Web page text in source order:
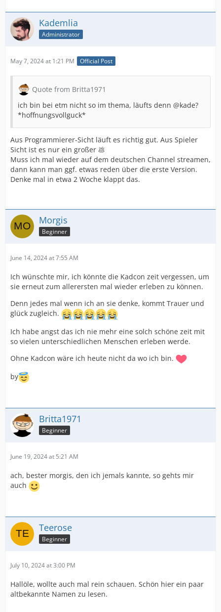
Kademlia
Administrator
May 7, 2024 at 1:21 PM Official Post
Quote from Britta1971
ich bin bei etm nicht so im thema, läufts denn @kade?
*hoffnungsvollguck*
Aus Programmierer-Sicht läuft es richtig gut. Aus Spieler
Sicht ist es nur ein großer 💩
Muss ich mal wieder auf dem deutschen Channel streamen,
dann kann man ggf. etwas reden über die erste Version.
Denke mal in etwa 2 Woche klappt das.
Morgis
Beginner
June 14, 2024 at 7:55 AM
Ich wünschte mir, ich könnte die Kadcon zeit vergessen, um
sie erneut zum allerersten mal wieder erleben zu können.
Denn jedes mal wenn ich an sie denke, kommt Trauer und
glück zugleich.
Ich habe angst das ich nie mehr eine solch schöne zeit mit
so vielen unterschiedlichen Menschen erleben werde.
Ohne Kadcon wäre ich heute nicht da wo ich bin.
by
Britta1971
Beginner
June 19, 2024 at 5:21 AM
ach, bester morgis, den ich jemals kannte, so gehts mir
auch
Teerose
Beginner
July 10, 2024 at 3:00 PM
Hallöle, wollte auch mal rein schauen. Schön hier ein paar
altbekannte Namen zu lesen.